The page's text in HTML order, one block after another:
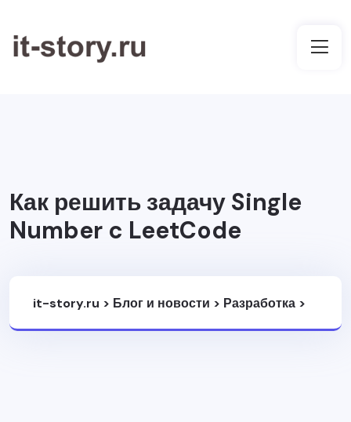
Как решить задачу Single
Number c LeetCode
it-story.ru > Блог и новости > Разработка >